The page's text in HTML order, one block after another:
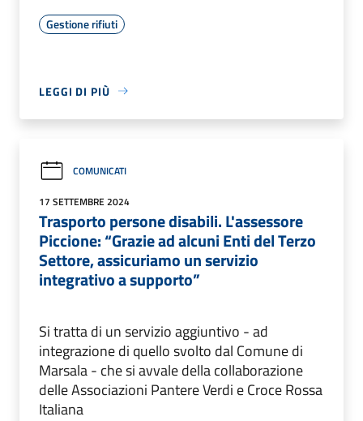
Gestione rifiuti
LEGGI DI PIÙ
COMUNICATI
17 SETTEMBRE 2024
Trasporto persone disabili. L'assessore
Piccione: “Grazie ad alcuni Enti del Terzo
Settore, assicuriamo un servizio
integrativo a supporto”
Si tratta di un servizio aggiuntivo - ad
integrazione di quello svolto dal Comune di
Marsala - che si avvale della collaborazione
delle Associazioni Pantere Verdi e Croce Rossa
Italiana